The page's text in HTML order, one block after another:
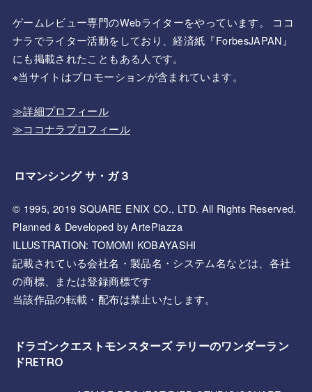
ゲームレビュー専門のWebライターをやっています。 ココ
ナラでライター活動をしており、経済紙『ForbesJAPAN』
にも掲載されたこともある人です。
※当サイトはプロモーションが含まれています。
≫詳細プロフィール
≫ココナラプロフィール
ロマンシング サ・ガ３
© 1995, 2019 SQUARE ENIX CO., LTD. All Rights Reserved.
Planned & Developed by ArtePiazza
ILLUSTRATION: TOMOMI KOBAYASHI
記載されている会社名・製品名・システム名などは、各社
の商標、または登録商標です
当該作品の転載・配布は禁止いたします。
ドラゴンクエストモンスターズ テリーのワンダーラン
ドRETRO